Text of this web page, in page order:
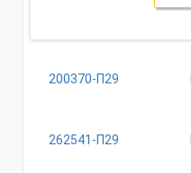
200370-П29
262541-П29